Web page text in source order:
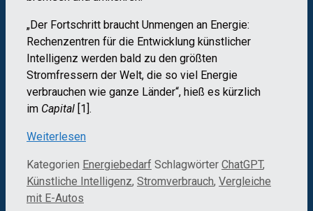
„Der Fortschritt braucht Unmengen an Energie:
Rechenzentren für die Entwicklung künstlicher
Intelligenz werden bald zu den größten
Stromfressern der Welt, die so viel Energie
verbrauchen wie ganze Länder“, hieß es kürzlich
im Capital [1].
Weiterlesen
Kategorien Energiebedarf Schlagwörter ChatGPT,
Künstliche Intelligenz, Stromverbrauch, Vergleiche
mit E-Autos